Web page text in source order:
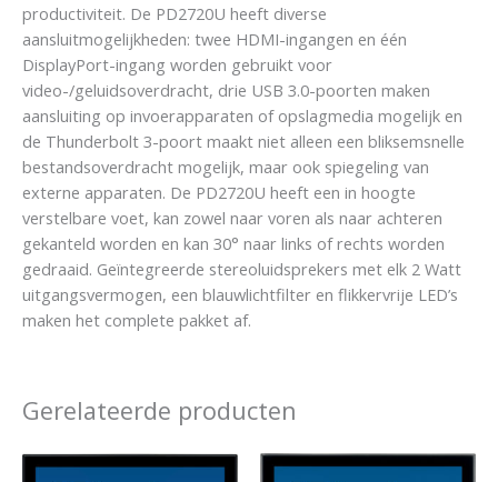
productiviteit. De PD2720U heeft diverse
aansluitmogelijkheden: twee HDMI-ingangen en één
DisplayPort-ingang worden gebruikt voor
video-/geluidsoverdracht, drie USB 3.0-poorten maken
aansluiting op invoerapparaten of opslagmedia mogelijk en
de Thunderbolt 3-poort maakt niet alleen een bliksemsnelle
bestandsoverdracht mogelijk, maar ook spiegeling van
externe apparaten. De PD2720U heeft een in hoogte
verstelbare voet, kan zowel naar voren als naar achteren
gekanteld worden en kan 30° naar links of rechts worden
gedraaid. Geïntegreerde stereoluidsprekers met elk 2 Watt
uitgangsvermogen, een blauwlichtfilter en flikkervrije LED’s
maken het complete pakket af.
Gerelateerde producten